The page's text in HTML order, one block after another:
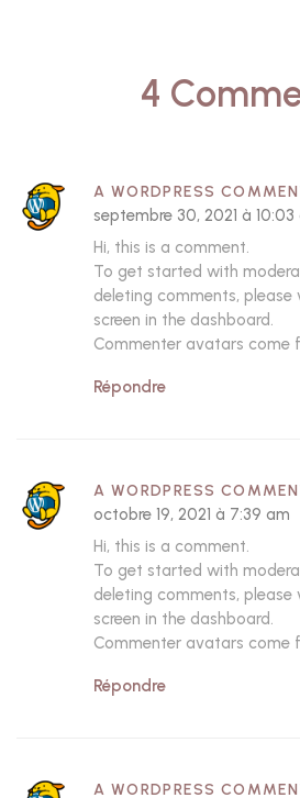
4
A WORDPRESS
septembre 30, 2021 à 10:03
Hi, this is a comment.
To get started with
deleting comments, please
screen in the dashboard.
Commenter avatars come
Répondre
A WORDPRESS
octobre 19, 2021 à 7:39 am
Hi, this is a comment.
To get started with
deleting comments, please
screen in the dashboard.
Commenter avatars come
Répondre
A WORDPRESS